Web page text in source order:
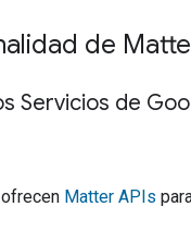
de
Servicios de
ofrecen Matter APIs